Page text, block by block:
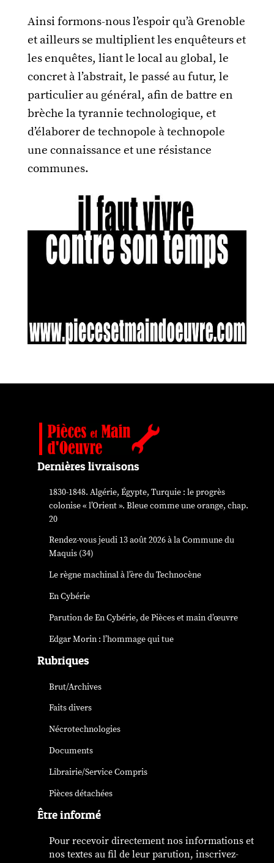
Ainsi formons-nous l’espoir qu’à Grenoble
et ailleurs se multiplient les enquêteurs et
les enquêtes, liant le local au global, le
concret à l’abstrait, le passé au futur, le
particulier au général, afin de battre en
brèche la tyrannie technologique, et
d’élaborer de technopole à technopole
une connaissance et une résistance
communes.
Dernières livraisons
1830-1848. Algérie, Égypte, Turquie : le progrès
colonise « l’Orient ». Bleue comme une orange, chap.
20
Rendez-vous jeudi 13 août 2026 à la Commune du
Maquis (34)
Le règne machinal à l’ère du Technocène
En Cybérie
Parution deEn Cybérie, de Pièces et main d’œuvre
Edgar Morin : l’hommage qui tue
Rubriques
Brut/Archives
Faits divers
Nécrotechnologies
Documents
Librairie/Service Compris
Pièces détachées
Être informé
Pour recevoir directement nos informations et
nos textes au fil de leur parution, inscrivez-